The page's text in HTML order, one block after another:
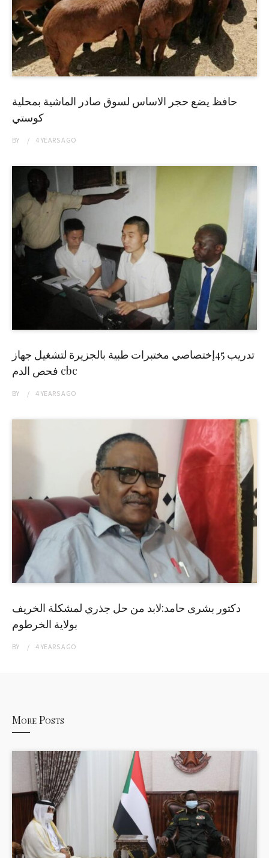
حافظ يضع حجر الاساس لسوق صادر الماشية بمحلية
كوستي
BY 4 YEARSAGO
تدريب 45إختصاصي مختبرات طبية بالجزيرة لتشغيل جهاز
فحص الدم cbc
BY 4 YEARSAGO
دكتور بشرى حامد:لابد من حل جذري لمشكلة الخريف
بولاية الخرطوم
BY 4 YEARSAGO
More Posts